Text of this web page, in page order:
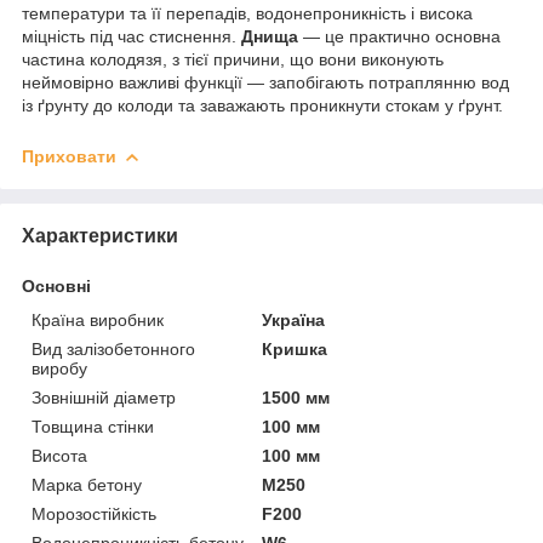
температури та її перепадів, водонепроникність і висока
міцність під час стиснення. Днища — це практично основна
частина колодязя, з тієї причини, що вони виконують
неймовірно важливі функції — запобігають потраплянню вод
із ґрунту до колоди та заважають проникнути стокам у ґрунт.
Приховати
Характеристики
Основні
Країна виробник
Україна
Вид залізобетонного
виробу
Кришка
Зовнішній діаметр
1500 мм
Товщина стінки
100 мм
Висота
100 мм
Марка бетону
М250
Морозостійкість
F200